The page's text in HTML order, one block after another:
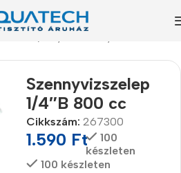
Szennyvizszelep
1/4″B 800 cc
Cikkszám: 267300
1.590 Ft
100
készleten
100 készleten